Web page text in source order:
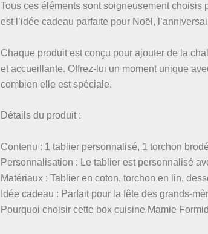
Tous ces éléments sont soigneusement choisis
est l’idée cadeau parfaite pour Noël,
Chaque produit est conçu pour ajouter de la
et accueillante. Offrez-lui un moment unique
combien elle est spéciale.
Détails du produit :
Contenu : 1 tablier personnalisé, 1 torchon
Personnalisation : Le tablier est personnalisé
Matériaux : Tablier en coton, torchon en lin,
Idée cadeau : Parfait pour la fête des grands-
Pourquoi choisir cette box cuisine Mamie